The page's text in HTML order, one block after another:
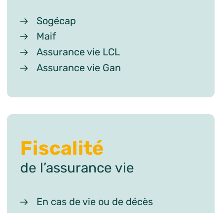
Sogécap
Maif
Assurance vie LCL
Assurance vie Gan
Fiscalité
de l’assurance vie
En cas de vie ou de décès